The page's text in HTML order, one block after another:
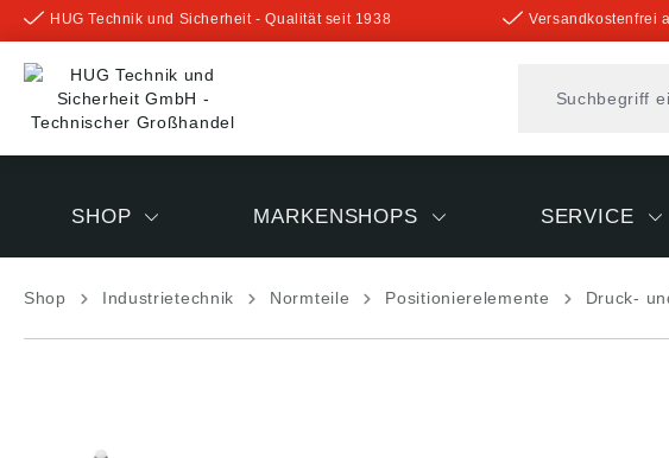
springen
HUG Technik und Sicherheit - Qualität seit 1938 Versandkostenfrei
SHOP MARKENSHOPS SERVICE
Shop Industrietechnik Normteile Positionierelemente Druck-